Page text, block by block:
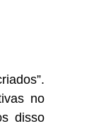
no
disso